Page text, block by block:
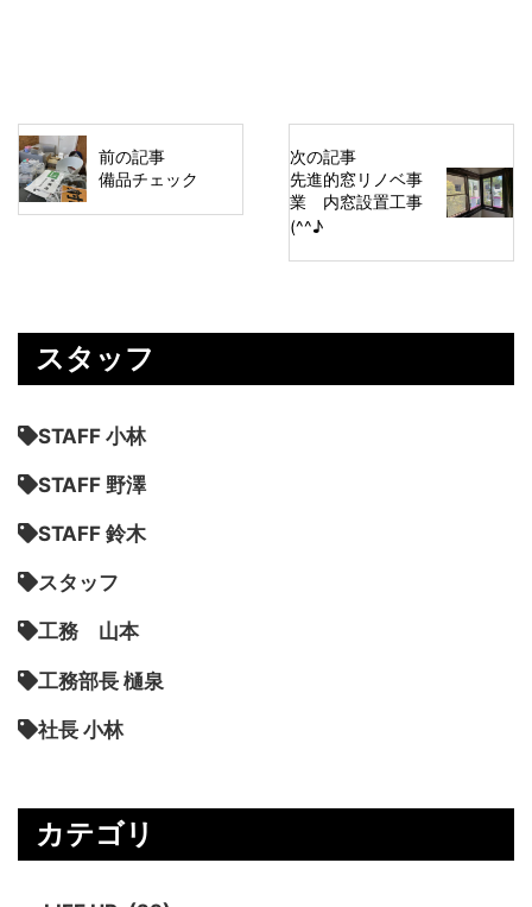
前の記事
備品チェック
次の記事
先進的窓リノベ事
業 内窓設置工事
(^^♪
スタッフ
STAFF 小林
STAFF 野澤
STAFF 鈴木
スタッフ
工務 山本
工務部長 樋泉
社長 小林
カテゴリ